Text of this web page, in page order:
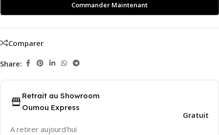
Commander Maintenant
Comparer
Share:
Retrait au Showroom
Oumou Express
A retirer aujourd'hui
Gratuit